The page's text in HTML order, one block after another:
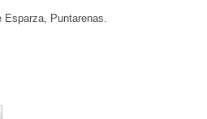
Puntarenas.